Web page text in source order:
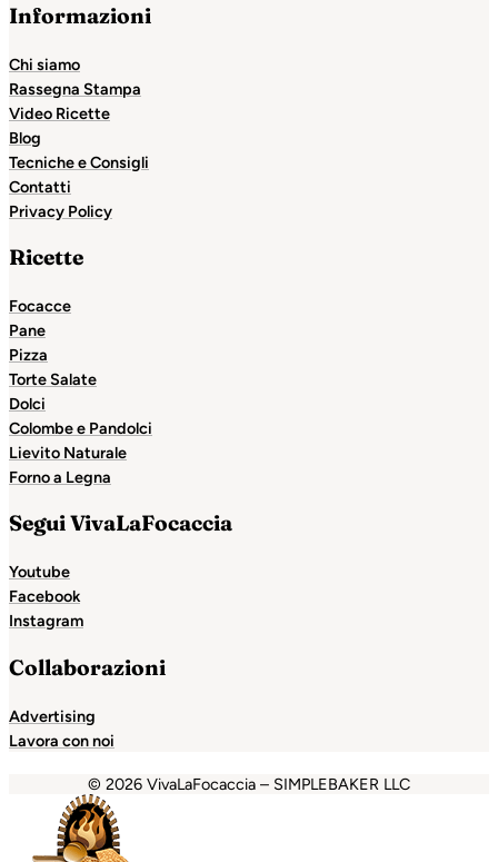
Informazioni
Chi siamo
Rassegna Stampa
Video Ricette
Blog
Tecniche e Consigli
Contatti
Privacy Policy
Ricette
Focacce
Pane
Pizza
Torte Salate
Dolci
Colombe e Pandolci
Lievito Naturale
Forno a Legna
Segui VivaLaFocaccia
Youtube
Facebook
Instagram
Collaborazioni
Advertising
Lavora con noi
© 2026 VivaLaFocaccia – SIMPLEBAKER LLC